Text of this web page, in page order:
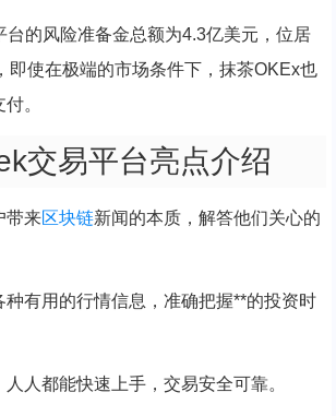
台的风险准备金总额为4.3亿美元，位居
即使在极端的市场条件下，抹茶OKEx也
。
交易平台亮点介绍
带来区块链新闻的本质，解答他们关心的
种有用的行情信息，准确把握**的投资时
人都能快速上手，交易安全可靠。